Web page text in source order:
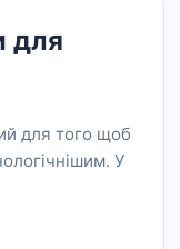
для
для того щоб
У